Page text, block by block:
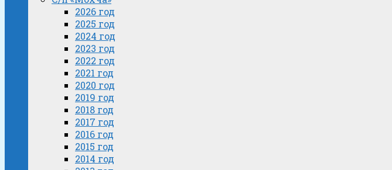
2026 год
2025 год
2024 год
2023 год
2022 год
2021 год
2020 год
2019 год
2018 год
2017 год
2016 год
2015 год
2014 год